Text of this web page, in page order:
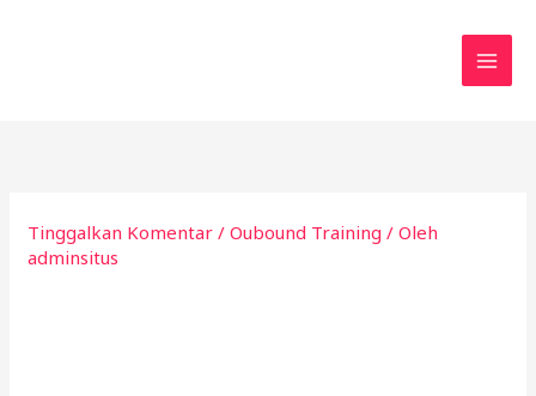
Tinggalkan Komentar /Oubound Training / Oleh
adminsitus